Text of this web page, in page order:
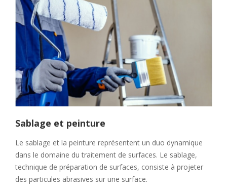
Sablage et peinture
Le sablage et la peinture représentent un duo dynamique
dans le domaine du traitement de surfaces. Le sablage,
technique de préparation de surfaces, consiste à projeter
des particules abrasives sur une surface.